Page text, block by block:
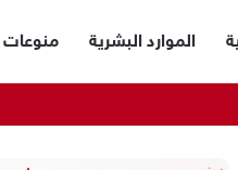
الموارد البشرية منوعات